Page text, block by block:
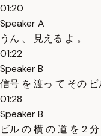
01:20
Speaker A
うん 、 見える よ 。
01:22
Speaker B
信号 を 渡っ て その ビ
01:28
Speaker B
ビル の 横 の 道 を 2